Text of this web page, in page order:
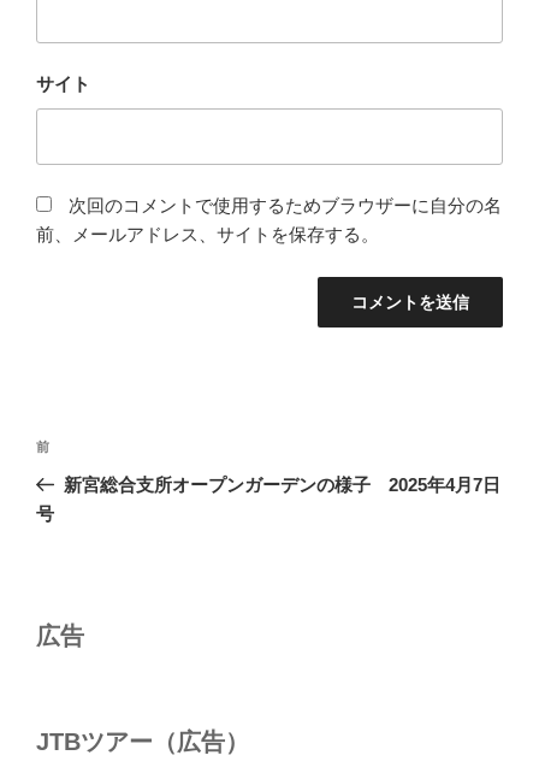
サイト
次回のコメントで使用するためブラウザーに自分の名
前、メールアドレス、サイトを保存する。
投
ナ
シ
前
の
投
前
新宮総合支所オープンガーデンの様子 2025年4月7日
号
広告
JTBツアー（広告）